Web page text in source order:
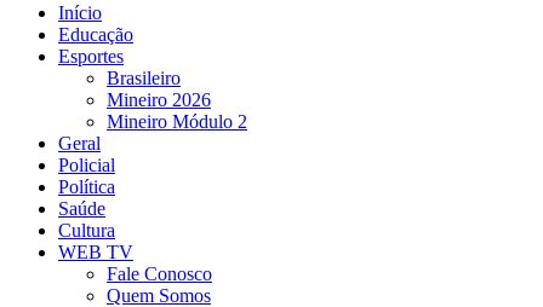
Início
Educação
Esportes
Brasileiro
Mineiro 2026
Mineiro Módulo 2
Geral
Policial
Política
Saúde
Cultura
WEB TV
Fale Conosco
Quem Somos